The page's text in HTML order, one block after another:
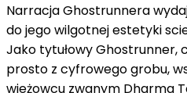
Narracja Ghostrunnera
do jego wilgotnej estetyki
Jako tytułowy Ghostrunner,
prosto z cyfrowego grobu,
wieżowcu zwanym Dharma